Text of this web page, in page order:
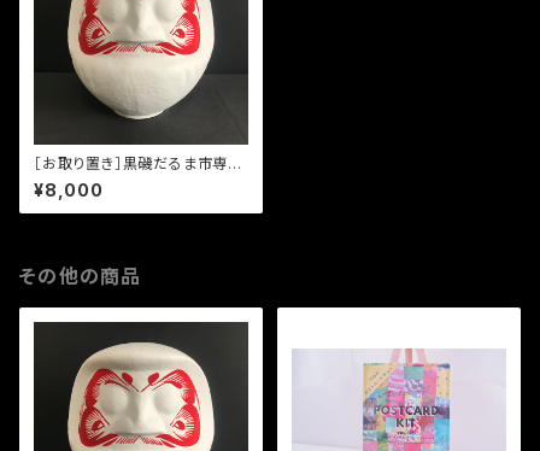
［お取り置き］黒磯だるま市専
用 お顔入り白だるま（グレー
プフルーツサイズ）
¥8,000
その他の商品